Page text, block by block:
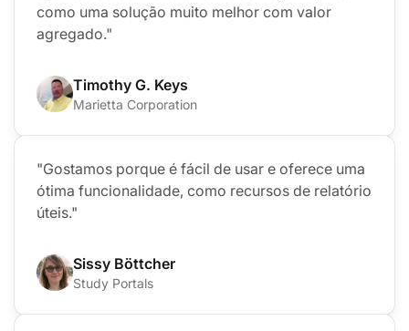
como uma solução muito melhor com valor
agregado."
Timothy G. Keys
Marietta Corporation
"Gostamos porque é fácil de usar e oferece uma
ótima funcionalidade, como recursos de relatório
úteis."
Sissy Böttcher
Study Portals